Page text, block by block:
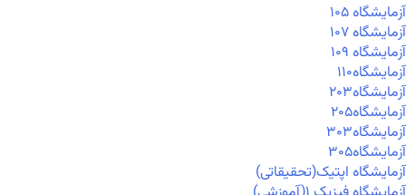
آزمايشگاه ۱۰۵
آزمايشگاه ۱۰۷
آزمايشگاه ۱۰۹
آزمايشگاه۱۱۰
آزمايشگاه۲۰۳
آزمايشگاه۲۰۵
آزمايشگاه۳۰۳
آزمايشگاه۳۰۵
آزمایشگاه اپتیک(تحقیقاتی)